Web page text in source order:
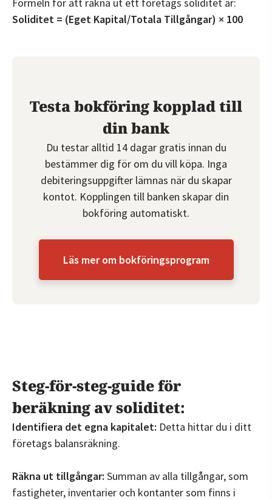
Soliditet = (Eget Kapital/Totala Tillgångar) × 100
Testa bokföring kopplad till
din bank
Du testar alltid 14 dagar gratis innan du
bestämmer dig för om du vill köpa. Inga
debiteringsuppgifter lämnas när du skapar
kontot. Kopplingen till banken skapar din
bokföring automatiskt.
Läs mer om bokföringsprogram
Steg-för-steg-guide för
beräkning av soliditet:
Identifiera det egna kapitalet: Detta hittar du i ditt
företags balansräkning.
Räkna ut tillgångar: Summan av alla tillgångar, som
fastigheter, inventarier och kontanter som finns i